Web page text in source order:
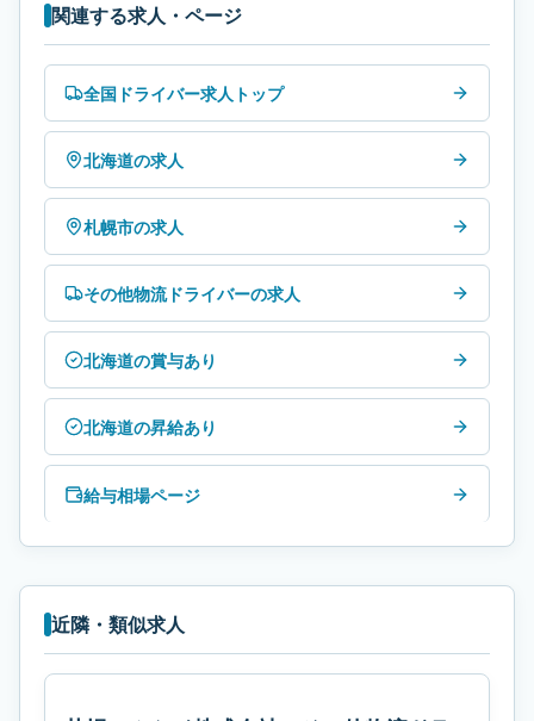
関連する求人・ページ
全国ドライバー求人トップ
北海道の求人
札幌市の求人
その他物流ドライバーの求人
北海道の賞与あり
北海道の昇給あり
給与相場ページ
近隣・類似求人